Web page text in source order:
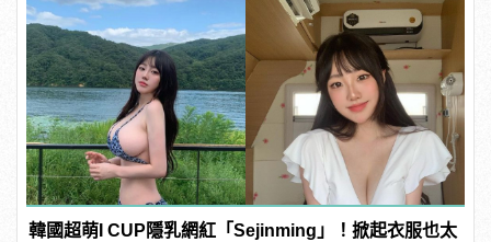
韓國超萌I CUP隱乳網紅「Sejinming」！掀起衣服也太